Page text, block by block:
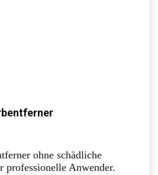
ohne schädliche
professionelle Anwender.